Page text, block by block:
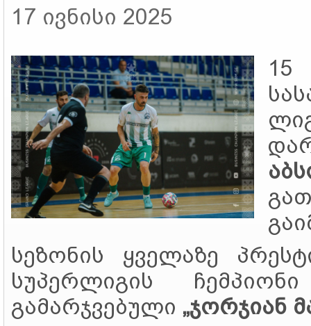
17 ივნისი 2025
15
სეზონის ყველაზე
სუპერლიგის
გამარჯვებული „ჯორჯიან